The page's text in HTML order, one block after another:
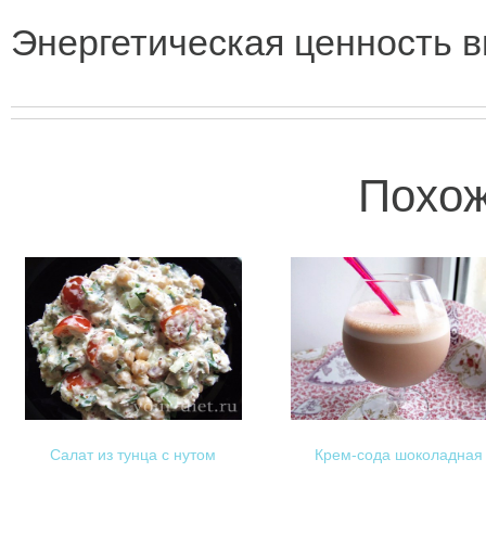
Энергетическая ценность
Салат из тунца с нутом Крем-сода шоколадная